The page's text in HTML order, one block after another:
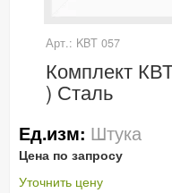
Арт.: KBT 057
Комплект
) Сталь
Ед.изм: Штука
Цена по запросу
Уточнить цену